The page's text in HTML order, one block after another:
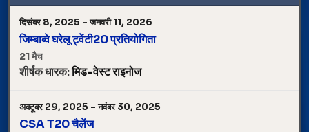
दिसंबर 8, 2025 – जनवरी 11, 2026
जिम्बाब्वे घरेलू ट्वेंटी20 प्रतियोगिता
21 मैच
शीर्षक धारक:मिड-वेस्ट राइनोज
अक्टूबर 29, 2025 – नवंबर 30, 2025
CSA T20 चैलेंज